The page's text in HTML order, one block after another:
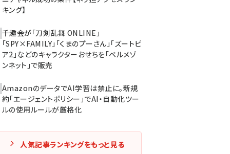
キング】
千趣会が「刀剣乱舞 ONLINE」
「SPY×FAMILY」「くまのプーさん」「ズートピ
ア2」などのキャラクターおせちを「ベルメゾ
ンネット」で販売
AmazonのデータでAI学習は禁止に。新規
約「エージェントポリシー」でAI・自動化ツー
ルの使用ルールが厳格化
人気記事ランキングをもっと見る